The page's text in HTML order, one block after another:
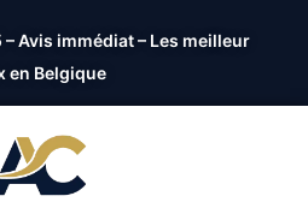
Avis immédiat – Les meilleur
en Belgique